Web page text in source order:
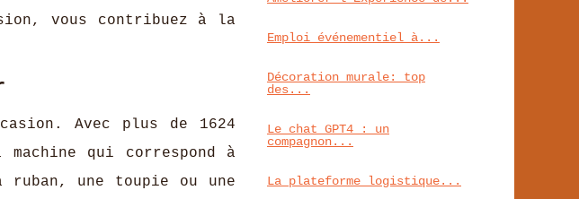
vous contribuez à la
Avec plus de 1624
qui correspond à
une toupie ou une
Emploi événementiel à...
Décoration murale: top
des...
Le chat GPT4 : un
compagnon...
La plateforme logistique...